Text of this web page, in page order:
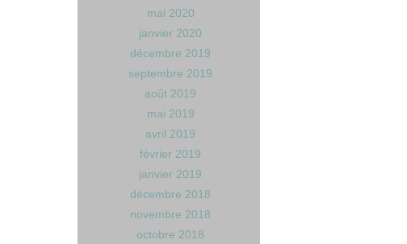
mai 2020
janvier 2020
décembre 2019
septembre 2019
août 2019
mai 2019
avril 2019
février 2019
janvier 2019
décembre 2018
novembre 2018
octobre 2018